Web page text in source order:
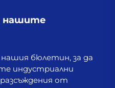
нашите
бюлетин, за да
индустриални
от